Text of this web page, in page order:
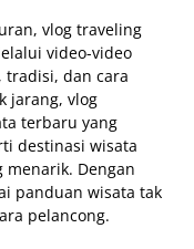
vlog traveling
video-video
tradisi, dan cara
jarang, vlog
terbaru yang
destinasi wisata
menarik. Dengan
panduan wisata tak
pelancong.